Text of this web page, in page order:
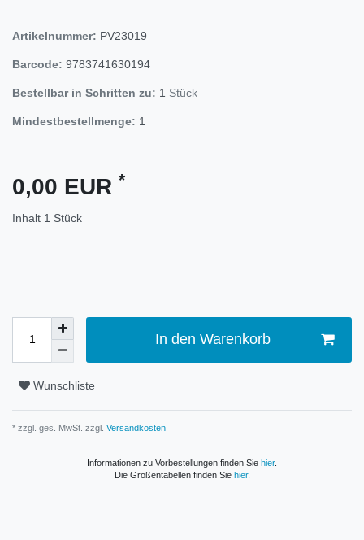
Artikelnummer: PV23019
Barcode: 9783741630194
Bestellbar in Schritten zu: 1 Stück
Mindestbestellmenge: 1
0,00 EUR *
Inhalt 1 Stück
In den Warenkorb
Wunschliste
* zzgl. ges. MwSt. zzgl. Versandkosten
Informationen zu Vorbestellungen finden Sie hier.
Die Größentabellen finden Sie hier.